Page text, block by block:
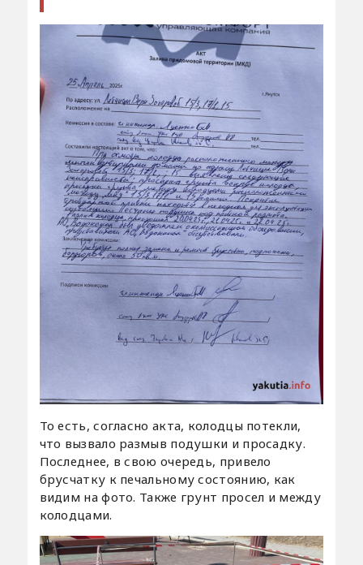
То есть, согласно акта, колодцы потекли,
что вызвало размыв подушки и просадку.
Последнее, в свою очередь, привело
брусчатку к печальному состоянию, как
видим на фото. Также грунт просел и между
колодцами.